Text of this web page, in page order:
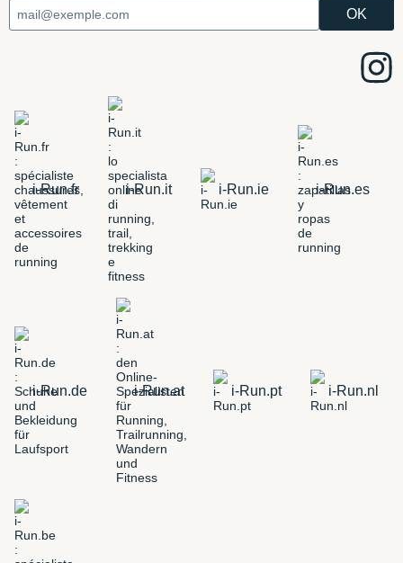
i-Run.fr i-Run.it i-Run.ie i-Run.es
i-Run.de i-Run.at i-Run.pt i-Run.nl